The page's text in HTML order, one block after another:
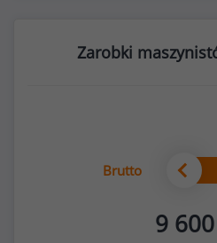
Zarobki
Brutto
9 600